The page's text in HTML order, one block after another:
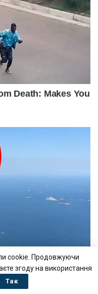
cookie. Продовжуючи
згоду на використання
Так